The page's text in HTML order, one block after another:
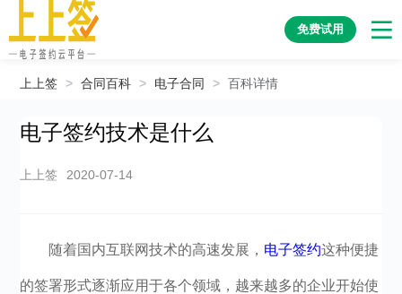
免费试用
上上签 > 合同百科 > 电子合同 > 百科详情
电子签约技术是什么
上上签 2020-07-14
随着国内互联网技术的高速发展， 电子签约这种便捷
的签署形式逐渐应用于各个领域，越来越多的企业开始使